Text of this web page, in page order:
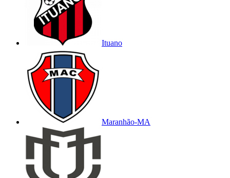
Ituano
Maranhão-MA